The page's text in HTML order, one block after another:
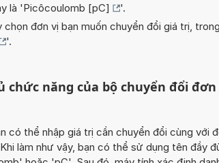
là 'Picôcoulomb [pC]
'.
chọn đơn vị bạn muốn chuyển đổi giá trị,
'.
chức năng của bộ chuyển đổi
có thể nhập giá trị cần chuyển đổi cùng với
làm như vậy, bạn có thể sử dụng tên đầy